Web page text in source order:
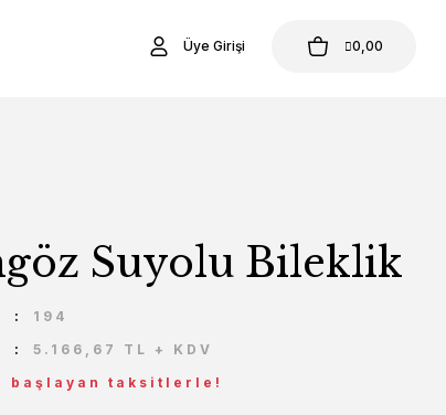
Üye Girişi 0,00
Suyolu Bileklik
194
5.166,67 TL + KDV
başlayan taksitlerle!